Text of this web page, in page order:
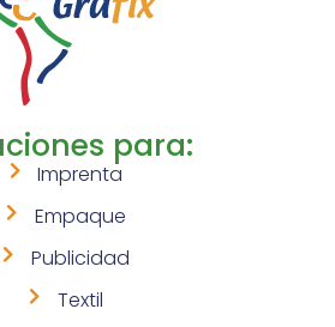
para:
Imprenta
Empaque
Publicidad
Textil